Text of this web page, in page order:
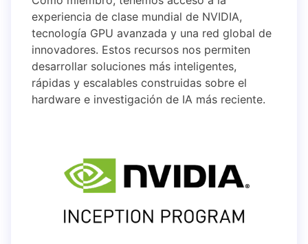
experiencia de clase mundial de NVIDIA,
tecnología GPU avanzada y una red global de
innovadores. Estos recursos nos permiten
desarrollar soluciones más inteligentes,
rápidas y escalables construidas sobre el
hardware e investigación de IA más reciente.